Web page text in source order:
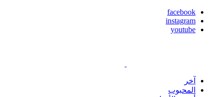
facebook
instagram
youtube
آخر
المحبوب